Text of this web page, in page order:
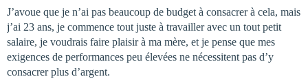
J’avoue que je n’ai pas beaucoup de budget à consacrer à cela, mais
j’ai 23 ans, je commence tout juste à travailler avec un tout petit
salaire, je voudrais faire plaisir à ma mère, et je pense que mes
exigences de performances peu élevées ne nécessitent pas d’y
consacrer plus d’argent.